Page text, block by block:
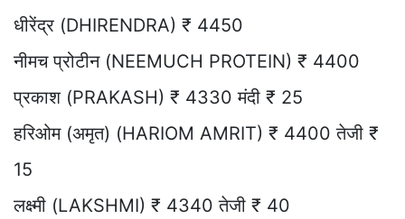
धीरेंद्र (DHIRENDRA) ₹ 4450
नीमच प्रोटीन (NEEMUCH PROTEIN) ₹ 4400
प्रकाश (PRAKASH) ₹ 4330 मंदी ₹ 25
हरिओम (अमृत) (HARIOM AMRIT) ₹ 4400 तेजी ₹
15
लक्ष्मी (LAKSHMI) ₹ 4340 तेजी ₹ 40